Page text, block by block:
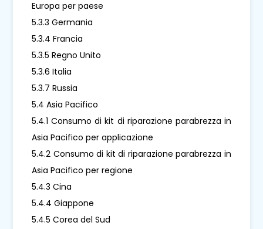
Europa per paese
5.3.3 Germania
5.3.4 Francia
5.3.5 Regno Unito
5.3.6 Italia
5.3.7 Russia
5.4 Asia Pacifico
5.4.1 Consumo di kit di riparazione parabrezza in
Asia Pacifico per applicazione
5.4.2 Consumo di kit di riparazione parabrezza in
Asia Pacifico per regione
5.4.3 Cina
5.4.4 Giappone
5.4.5 Corea del Sud